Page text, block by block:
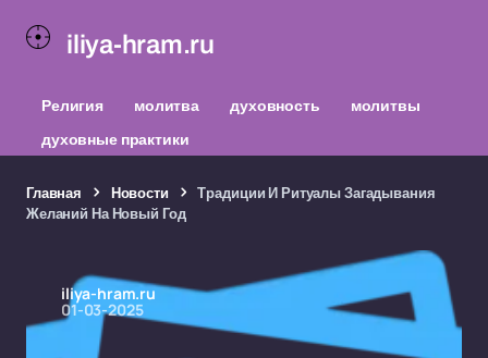
iliya-hram.ru
Религия молитва духовность
молитвы
духовные практики
Главная Новости
Традиции И Ритуалы Загадывания
Желаний На Новый Год
iliya-hram.ru
01-03-2025